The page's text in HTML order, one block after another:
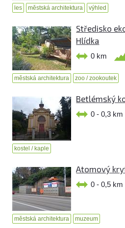
les městská architektura výhled
Středisko
Hlídka
0 km
městská architektura zoo / zookoutek
Betlémský
0 - 0,3 km
kostel / kaple
Atomový
0 - 0,5 km
městská architektura muzeum